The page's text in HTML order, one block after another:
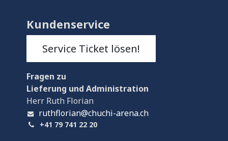
Kundenservice
Service Ticket lösen!
Fragen zu
Lieferung und Administration
Herr Ruth Florian
ruthflorian@chuchi-arena.ch
+41 79 741 22 20